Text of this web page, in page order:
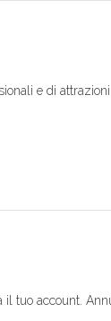
e di attrazioni
il tuo account.